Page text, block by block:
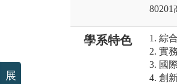
學系特色
1. 綜
2. 實
3. 國
4. 創
展